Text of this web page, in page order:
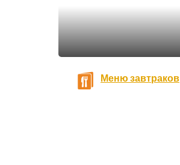
Меню завтраков